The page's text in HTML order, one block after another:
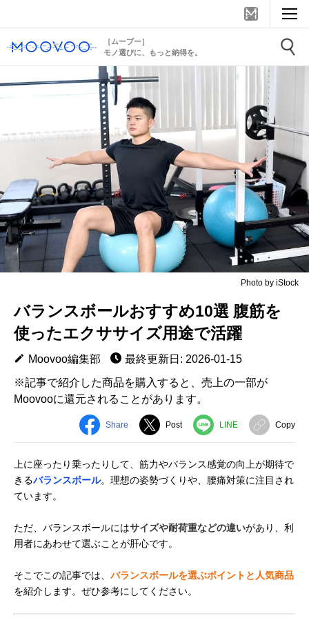
［ムーブー］
モノ選びに、もっと納得を。
Photo by iStock
バランスボールおすすめ10選 腹筋を
使ったエクササイズ用途で活躍
Moovoo編集部
最終更新日: 2026-01-15
※記事で紹介した商品を購入すると、売上の一部が
Moovooに還元されることがあります。
Share Post LINE Copy
上に座ったり乗ったりして、筋力やバランス感覚の向上が期待で
きるバランスボール。理想の姿勢づくりや、腰痛対策に注目され
ています。
ただ、バランスボールにはサイズや耐荷重などの違いがあり、利
用者にあわせて選ぶことが肝心です。
そこでこの記事では、 バランスボールを選ぶポイントと人気商品
を紹介します。ぜひ参考にしてください。